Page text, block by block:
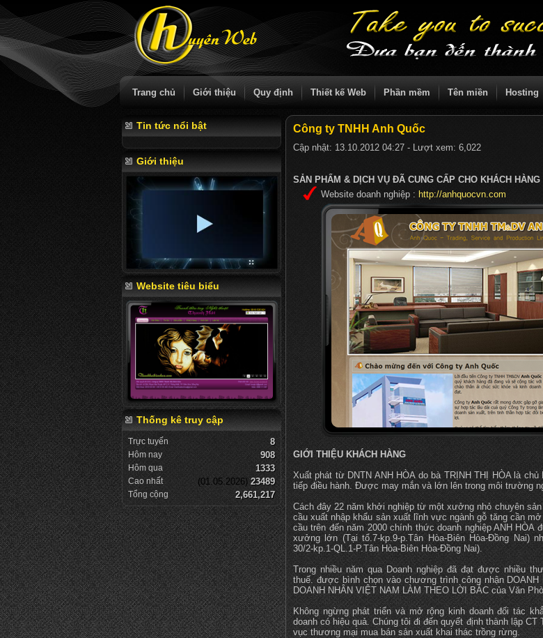
Trang chủ Giới thiệu Quy định Thiết kế Web Phần mềm Tên miền Hosting
Tin tức nổi bật
Giới thiệu
Website tiêu biểu
Thống kê truy cập
Trực tuyến 8
Hôm nay 908
Hôm qua 1333
Cao nhất (01.05.2026)23489
Tổng cộng 2,661,217
Công ty TNHH Anh Quốc
Cập nhật: 13.10.2012 04:27 - Lượt xem: 6,022
SẢN PHẨM & DỊCH VỤ ĐÃ CUNG CẤP CHO KHÁCH HÀNG
Website doanh nghiệp : http://anhquocvn.com
GIỚI THIỆU KHÁCH HÀNG
Xuất phát từ DNTN ANH HÒA do bà TRỊNH THỊ HÒA là
tiếp điều hành. Được may mắn và lớn lên trong môi trường
Cách đây 22 năm khởi nghiệp từ một xưởng nhỏ chuyên
cầu xuất nhập khẩu sản xuất lĩnh vực ngành gỗ tăng cần
cầu trên đến năm 2000 chính thức doanh nghiệp ANH
xưởng lớn (Tại tổ.7-kp.9-p.Tân Hòa-Biên Hòa-Đồng Nai)
30/2-kp.1-QL.1-P.Tân Hòa-Biên Hòa-Đồng Nai).
Trong nhiều năm qua Doanh nghiệp đã đạt được nhiều
thuế. được bình chọn vào chương trình công nhận
DOANH NHÂN VIỆT NAM LÀM THEO LỜI BÁC của Văn
Không ngừng phát triển và mở rộng kinh doanh đối tác
doanh có hiệu quả. Chúng tôi đi đến quyết định thành lập CT
vục thương mại mua bán sản xuất khai thác trồng rừng.